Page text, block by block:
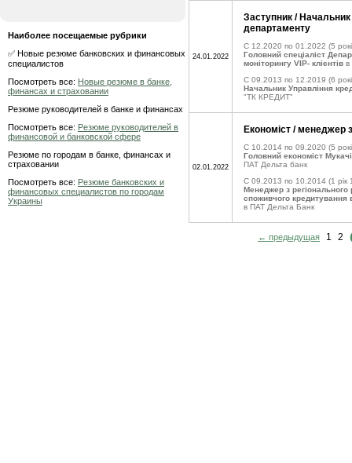
Наиболее посещаемые рубрики
✅ Новые резюме банковских и финансовых
специалистов
Посмотреть все: Новые резюме в банке,
финансах и страховании
Резюме руководителей в банке и финансах
Посмотреть все: Резюме руководителей в
финансовой и банковской сфере
Резюме по городам в банке, финансах и
страховании
Посмотреть все: Резюме банковских и
финансовых специалистов по городам
Украины
24.01.2022
Заступник / Начальник
департаменту
C 12.2020 по 01.2022 (5
Головний спеціаліст
моніторингу VIP- клієнтів в
C 09.2013 по 12.2019 (6
Начальник Управління
"ТК КРЕДИТ"
02.01.2022
Економіст / менеджер
C 10.2014 по 09.2020 (5
Головний економіст
ПАТ Дельта банк
C 09.2013 по 10.2014 (1 рік
Менеджер з регіонального
споживчого кредитування
в ПАТ Дельта Банк
← предыдущая 1 2